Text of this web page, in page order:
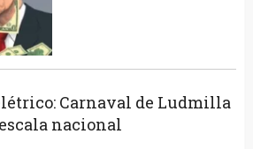
Carnaval de Ludmilla
nacional